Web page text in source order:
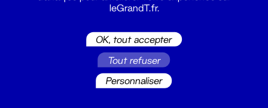
leGrandT.fr.
OK, tout accepter
Tout refuser
Personnaliser